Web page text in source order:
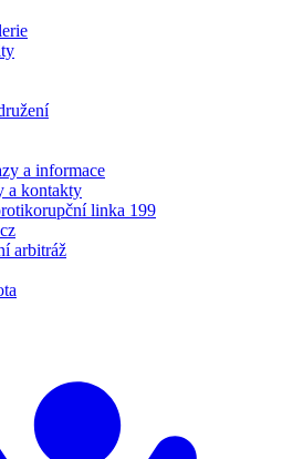
a informace
a kontakty
linka 199
arbitráž